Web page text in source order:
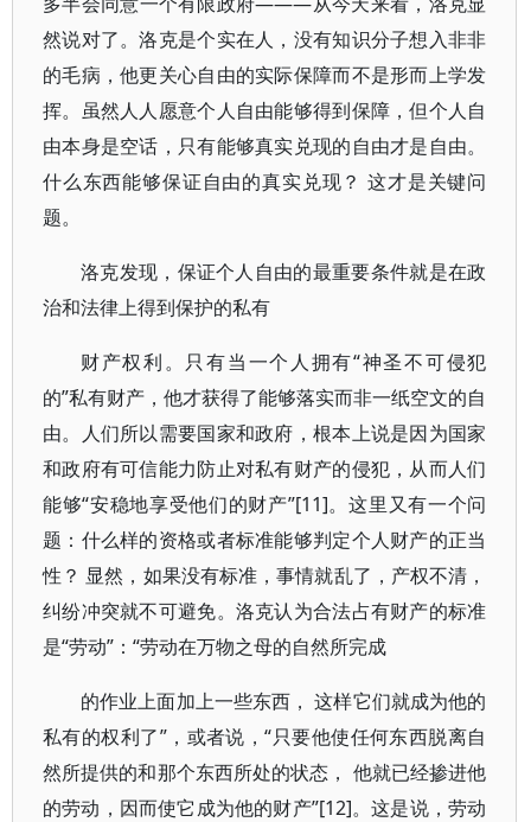
然说对了。洛克是个实在人，没有知识分子想入非非
的毛病，他更关心自由的实际保障而不是形而上学发
挥。虽然人人愿意个人自由能够得到保障，但个人自
由本身是空话，只有能够真实兑现的自由才是自由。
什么东西能够保证自由的真实兑现？ 这才是关键问
题。
洛克发现，保证个人自由的最重要条件就是在政
治和法律上得到保护的私有
财产权利。只有当一个人拥有“神圣不可侵犯
的”私有财产，他才获得了能够落实而非一纸空文的自
由。人们所以需要国家和政府，根本上说是因为国家
和政府有可信能力防止对私有财产的侵犯，从而人们
能够“安稳地享受他们的财产”[11]。这里又有一个问
题：什么样的资格或者标准能够判定个人财产的正当
性？ 显然，如果没有标准，事情就乱了，产权不清，
纠纷冲突就不可避免。洛克认为合法占有财产的标准
是“劳动”：“劳动在万物之母的自然所完成
的作业上面加上一些东西， 这样它们就成为他的
私有的权利了”，或者说，“只要他使任何东西脱离自
然所提供的和那个东西所处的状态， 他就已经掺进他
的劳动，因而使它成为他的财产”[12]。这是说，劳动